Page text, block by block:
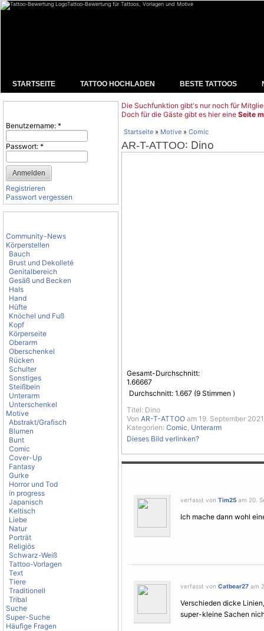
Tattoo-Bewertung für Tattoos, Vorlagen und Motive
STARTSEITE TATTOO HOCHLADEN BESTE TATTOOS
Benutzername: *
Passwort: *
Registrieren
Passwort vergessen
Community-News
Körperstellen
Bauch
Brust und Dekolleté
Genitalbereich
Gesäß und Becken
Hals
Hand
Hüfte
Knöchel und Fuß
Kopf
Körperseite
Oberarm
Oberschenkel
Rücken
Schulter
Sonstiges
Steißbein
Unterarm
Unterschenkel
Motive
Abstrakt/Grafisch
Blumen
Bunt
Comic
Cover-Up
Fantasy
Gurke
Horror und Tod
in progress
Japanisch
Keltisch
Liebe
Natur
Porträt
Religiös
Schwarz-Weiß
Tattoo-Vorlagen
Text
Tiere
Traditionell
Tribal
Suche
Super-Suche
Häufige Fragen
Die Suchfunktion gibt's nur noch für
Doch für die Gäste gibt es hier eine Seite
Startseite » Motive » Comic
AR-T-ATTOO: Dino
Gesamt-Durchschnitt:
1.66667
Durchschnitt: 1.667 (9 Stimmen )
Titel: Dino
Von AR-T-ATTOO am 19. September
Kategorien: Comic, Unterarm
Dieses Bild verlinken?
verfasst von Tim25 am 20.
Ich mache dann wohl
verfasst von Catbear27 am
Verschieden dicke
super-kleine Sachen